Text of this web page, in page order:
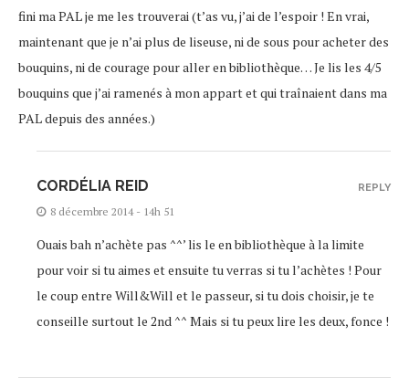
fini ma PAL je me les trouverai (t’as vu, j’ai de l’espoir ! En vrai,
maintenant que je n’ai plus de liseuse, ni de sous pour acheter des
bouquins, ni de courage pour aller en bibliothèque… Je lis les 4/5
bouquins que j’ai ramenés à mon appart et qui traînaient dans ma
PAL depuis des années.)
CORDÉLIA REID
8 décembre 2014 - 14h 51
Ouais bah n’achète pas ^^’ lis le en bibliothèque à la limite
pour voir si tu aimes et ensuite tu verras si tu l’achètes ! Pour
le coup entre Will&Will et le passeur, si tu dois choisir, je te
conseille surtout le 2nd ^^ Mais si tu peux lire les deux, fonce !
REPLY